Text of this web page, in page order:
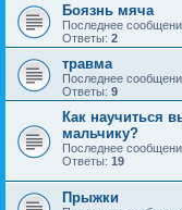
Боязнь мяча
Последнее
Ответы: 2
травма
Последнее
Ответы: 9
Как научиться
мальчику?
Последнее
Ответы: 19
Прыжки